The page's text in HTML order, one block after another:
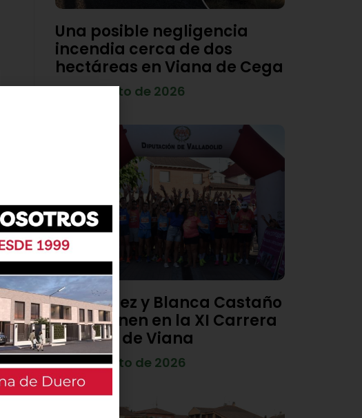
Una posible negligencia
incendia cerca de dos
hectáreas en Viana de Cega
7 de agosto de 2026
Diego Díez y Blanca Castaño
se imponen en la XI Carrera
Popular de Viana
4 de agosto de 2026